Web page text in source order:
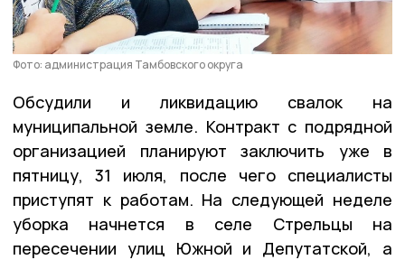
Фото: администрация Тамбовского округа
Обсудили и ликвидацию свалок на
муниципальной земле. Контракт с подрядной
организацией планируют заключить уже в
пятницу, 31 июля, после чего специалисты
приступят к работам. На следующей неделе
уборка начнется в селе Стрельцы на
пересечении улиц Южной и Депутатской, а